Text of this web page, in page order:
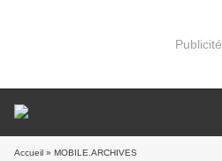
Publicité
Accueil » MOBILE.ARCHIVES